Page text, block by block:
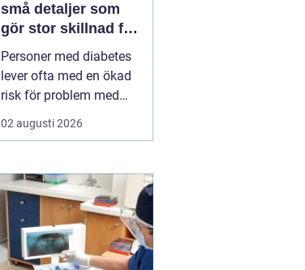
små detaljer som
gör stor skillnad för
fötterna
Personer med diabetes
lever ofta med en ökad
risk för problem med
sämre blodcirkulation
läkning. I vardagen kan
sådant kännas abstrakt,
tills skavsår, blåsor eller
tryckmärken plötsligt blir
allvarliga. Här s...
02 augusti 2026